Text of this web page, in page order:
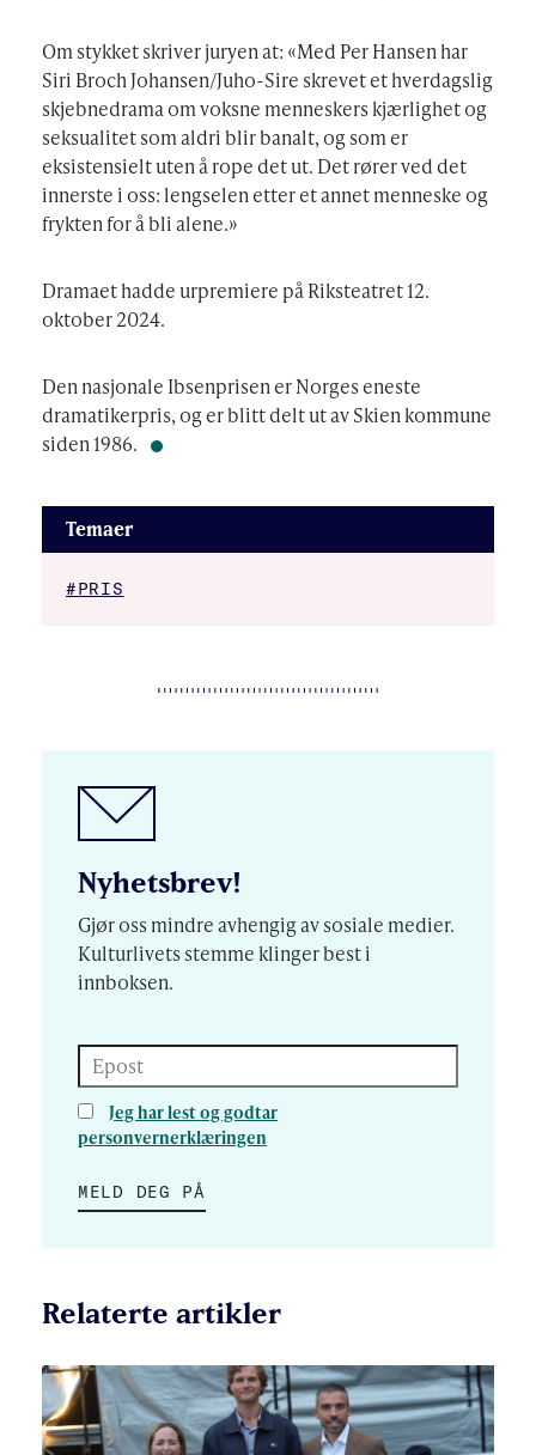
Om stykket skriver juryen at: «Med Per Hansen har
Siri Broch Johansen/Juho-Sire skrevet et hverdagslig
skjebnedrama om voksne menneskers kjærlighet og
seksualitet som aldri blir banalt, og som er
eksistensielt uten å rope det ut. Det rører ved det
innerste i oss: lengselen etter et annet menneske og
frykten for å bli alene.»
Dramaet hadde urpremiere på Riksteatret 12.
oktober 2024.
Den nasjonale Ibsenprisen er Norges eneste
dramatikerpris, og er blitt delt ut av Skien kommune
siden 1986.
Temaer
#PRIS
Nyhetsbrev!
Gjør oss mindre avhengig av sosiale medier.
Kulturlivets stemme klinger best i
innboksen.
Epost
Jeg har lest og godtar
personvernerklæringen
MELD DEG PÅ
Relaterte artikler